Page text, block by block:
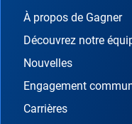
À propos de Gagner
Découvrez notre
Nouvelles
Engagement
Carrières